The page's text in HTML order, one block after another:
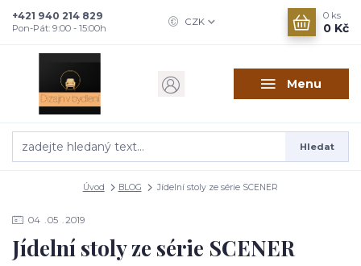
Menu
CZK
Hledat
+421 940 214 829
Pon-Pát: 9:00 - 15:00h
0 ks
0 Kč
Úvod BLOG Jídelní stoly ze série SCENER
04 05 2019
Jídelní stoly ze série SCENER